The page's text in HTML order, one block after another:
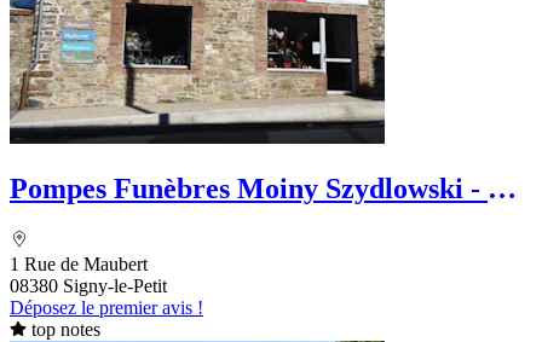
Pompes Funèbres Moiny Szydlowski - Le
1 Rue de Maubert
08380 Signy-le-Petit
Déposez le premier avis !
top notes